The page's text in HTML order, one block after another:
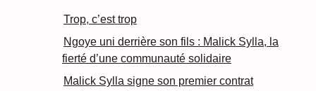
Trop, c’est trop
Ngoye uni derrière son fils : Malick Sylla, la
fierté d’une communauté solidaire
Malick Sylla signe son premier contrat